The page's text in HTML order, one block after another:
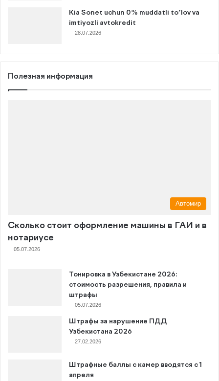
Kia Sonet uchun 0% muddatli to’lov va
imtiyozli avtokredit
28.07.2026
Полезная информация
Автомир
Сколько стоит оформление машины в ГАИ и в
нотариусе
05.07.2026
Тонировка в Узбекистане 2026:
стоимость разрешения, правила и
штрафы
05.07.2026
Штрафы за нарушение ПДД
Узбекистана 2026
27.02.2026
Штрафные баллы с камер вводятся с 1
апреля